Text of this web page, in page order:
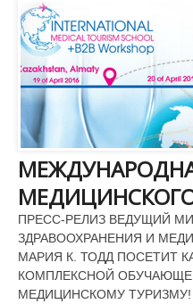
ПРЕСС-РЕЛИЗ ВЕДУЩИЙ
ЗДРАВООХРАНЕНИЯ И
МАРИЯ К. ТОДД ПОСЕТИТ
КОМПЛЕКСНОЙ
МЕДИЦИНСКОМУ ТУРИЗМУ!